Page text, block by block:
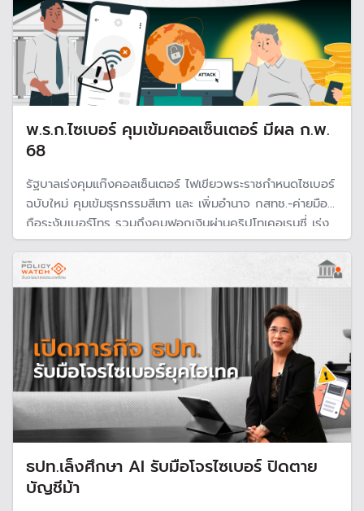
พ.ร.ก.ไซเบอร์ คุมเข้มคอลเซ็นเตอร์ มีผล ก.พ.
68
รัฐบาลเร่งคุมแก๊งคอลเซ็นเตอร์ ไฟเขียวพระราชกำหนดไซเบอร์
ฉบับใหม่ คุมเข้มธุรกรรมสีเทา และ เพิ่มอำนาจ กสทช.-ค่ายมือ
ถือระงับเบอร์โทร รวมถึงคุมฟอกเงินผ่านคริปโทเคอเรนซี่ เร่ง
คืนเงินผู้เสียหายไม่ต้องรอยื่นศาล เพิ่มโทษผู้เกี่ยวข้อง พร้อมให้
แบงก์-ค่ายมือถือร่วมชดใช้ค่าเสียหาย
ธปท.เล็งศึกษา AI รับมือโจรไซเบอร์ ปิดตาย
บัญชีม้า